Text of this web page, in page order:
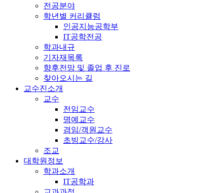
전공분야
학년별 커리큘럼
인공지능공학부
IT공학전공
학과내규
기자재목록
향후전망 및 졸업 후 진로
찾아오시는 길
교수진소개
교수
전임교수
명예교수
겸임/객원교수
초빙교수/강사
조교
대학원정보
학과소개
IT공학과